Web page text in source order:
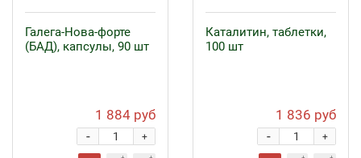
Галега-Нова-форте
(БАД), капсулы, 90 шт
1 884 руб
+
-
Каталитин, таблетки,
100 шт
1 836 руб
+
-